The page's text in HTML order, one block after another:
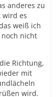
anderes zu
wird es
weiß ich
nicht
Richtung,
mit
wird.